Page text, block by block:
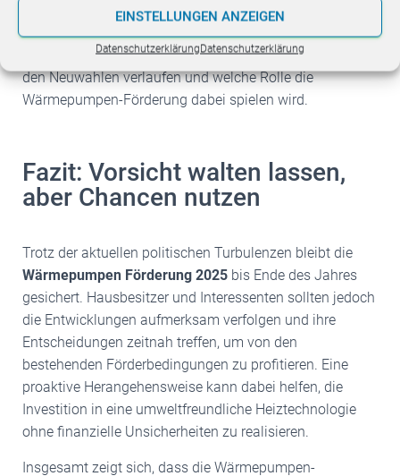
EINSTELLUNGEN ANZEIGEN
DatenschutzerklärungDatenschutzerklärung
neu setzen, was sowohl Chancen als auch Risiken für
die Förderung von Wärmepumpen bedeutet. Es bleibt
abzuwarten, wie die politischen Verhandlungen nach
den Neuwahlen verlaufen und welche Rolle die
Wärmepumpen-Förderung dabei spielen wird.
Fazit: Vorsicht walten lassen,
aber Chancen nutzen
Trotz der aktuellen politischen Turbulenzen bleibt die
Wärmepumpen Förderung 2025 bis Ende des Jahres
gesichert. Hausbesitzer und Interessenten sollten jedoch
die Entwicklungen aufmerksam verfolgen und ihre
Entscheidungen zeitnah treffen, um von den
bestehenden Förderbedingungen zu profitieren. Eine
proaktive Herangehensweise kann dabei helfen, die
Investition in eine umweltfreundliche Heiztechnologie
ohne finanzielle Unsicherheiten zu realisieren.
Insgesamt zeigt sich, dass die Wärmepumpen-